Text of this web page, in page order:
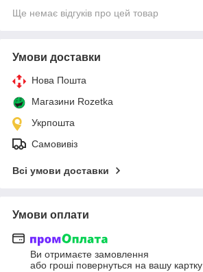
Ще немає відгуків про цей товар
Умови доставки
Нова Пошта
Магазини Rozetka
Укрпошта
Самовивіз
Всі умови доставки
Умови оплати
Ви отримаєте замовлення
або гроші повернуться на вашу картку